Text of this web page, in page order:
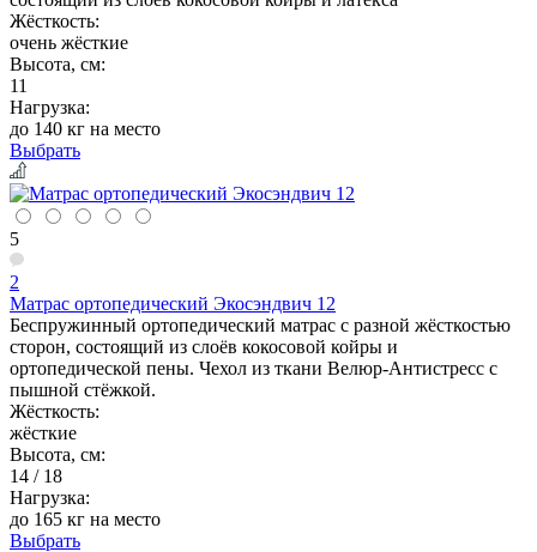
Жёсткость:
очень жёсткие
Высота, см:
11
Нагрузка:
до 140 кг на место
Выбрать
5
2
Матрас ортопедический Экосэндвич 12
Беспружинный ортопедический матрас с разной жёсткостью
сторон, состоящий из слоёв кокосовой койры и
ортопедической пены. Чехол из ткани Велюр-Антистресс с
пышной стёжкой.
Жёсткость:
жёсткие
Высота, см:
14 / 18
Нагрузка:
до 165 кг на место
Выбрать